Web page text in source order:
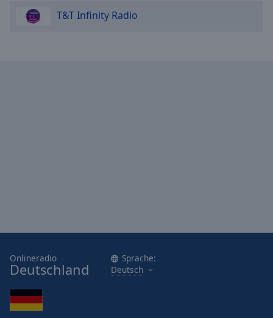
T&T Infinity Radio
Onlineradio
Deutschland
Sprache:
Deutsch